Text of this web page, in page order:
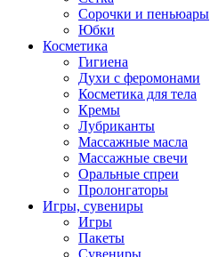
Сорочки и пеньюары
Юбки
Косметика
Гигиена
Духи с феромонами
Косметика для тела
Кремы
Лубриканты
Массажные масла
Массажные свечи
Оральные спреи
Пролонгаторы
Игры, сувениры
Игры
Пакеты
Сувениры